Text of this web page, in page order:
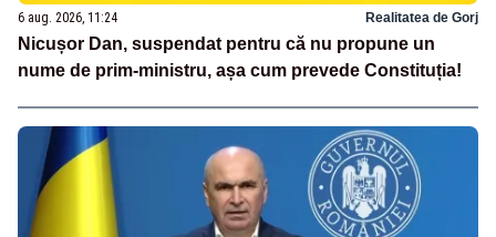
6 aug. 2026, 11:24 Realitatea de Gorj
Nicușor Dan, suspendat pentru că nu propune un
nume de prim-ministru, așa cum prevede Constituția!